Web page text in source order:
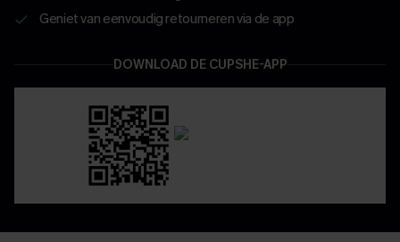
Geniet van eenvoudig retourneren via de app
DOWNLOAD DE CUPSHE-APP